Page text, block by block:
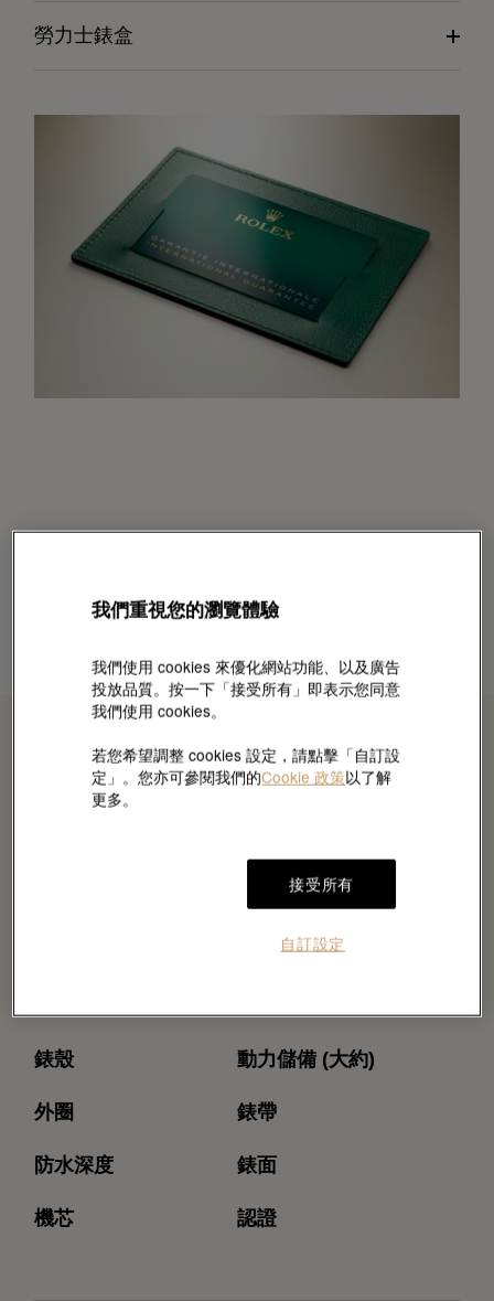
勞力士錶盒
錶殼
外圈
防水深度
機芯
動力儲備 (大約)
錶帶
錶面
認證
我們重視您的瀏覽體驗
我們使用 cookies 來優化網站功能、以及廣告
投放品質。按一下「接受所有」即表示您同意
我們使用 cookies。
若您希望調整 cookies 設定，請點擊「自訂設
定」。您亦可參閱我們的Cookie 政策以了解
更多。
接受所有
自訂設定